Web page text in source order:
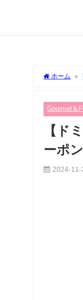
ホーム
Gourmet＆
【ド
ーポ
2024-11-